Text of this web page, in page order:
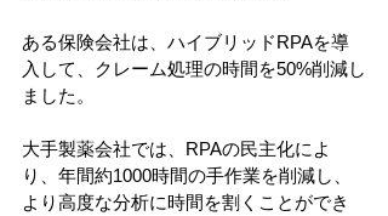
ある保険会社は、ハイブリッドRPAを導
入して、クレーム処理の時間を50%削減し
ました。
大手製薬会社では、RPAの民主化によ
り、年間約1000時間の手作業を削減し、
より高度な分析に時間を割くことができ